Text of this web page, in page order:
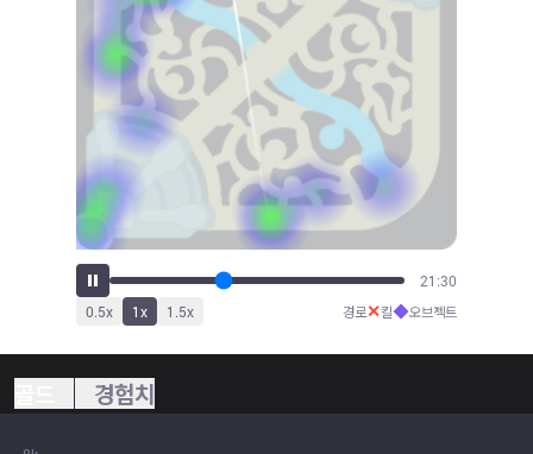
23:00
0.5x 1x 1.5x 경로✕킬◆오브젝트
경험치